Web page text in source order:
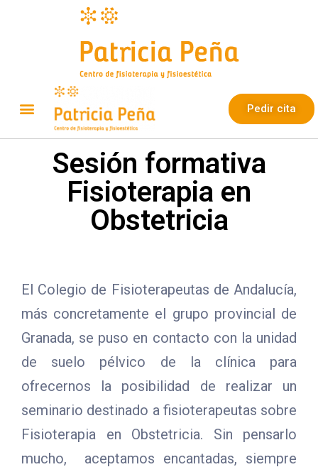
Pedir cita
Sesión formativa
Fisioterapia en
Obstetricia
El Colegio de Fisioterapeutas de Andalucía,
más concretamente el grupo provincial de
Granada, se puso en contacto con la unidad
de suelo pélvico de la clínica para
ofrecernos la posibilidad de realizar un
seminario destinado a fisioterapeutas sobre
Fisioterapia en Obstetricia. Sin pensarlo
mucho, aceptamos encantadas, siempre